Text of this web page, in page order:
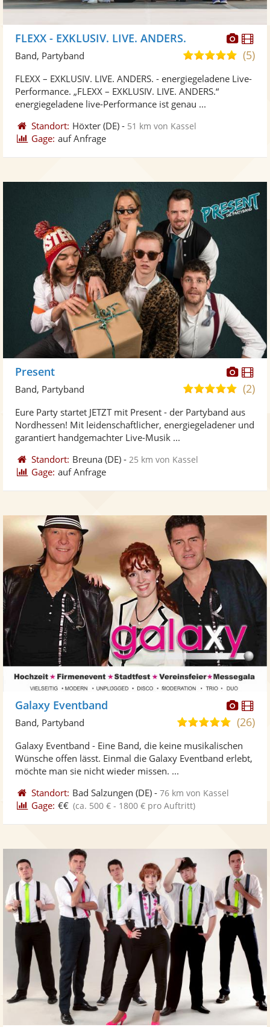
Fotos
FLEXX - EXKLUSIV. LIVE. ANDERS.
5,0
5
(5)
Band, Partyband
FLEXX – EXKLUSIV. LIVE. ANDERS. - energiegeladene Live-
Performance. „FLEXX – EXKLUSIV. LIVE. ANDERS.“
energiegeladene live-Performance ist genau ...
Standort: Höxter (DE) - 51 km von Kassel
Gage: auf Anfrage
Fotos
Present
5,0
5
(2)
Band, Partyband
Eure Party startet JETZT mit Present - der Partyband aus
Nordhessen! Mit leidenschaftlicher, energiegeladener und
garantiert handgemachter Live-Musik ...
Standort: Breuna (DE) - 25 km von Kassel
Gage: auf Anfrage
Fotos
Galaxy Eventband
5,0
5
Sternen
(26)
Band, Partyband
Galaxy Eventband - Eine Band, die keine musikalischen
Wünsche offen lässt. Einmal die Galaxy Eventband erlebt,
möchte man sie nicht wieder missen. ...
Standort: Bad Salzungen (DE) -76 km von Kassel
Gage: €€ (ca. 500 € - 1800 € pro Auftritt)